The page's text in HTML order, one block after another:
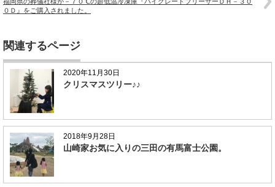
０Ｄ』をご購入されました。
関連するページ
2020年11月30日
クリスマスツリー♪♪
2018年9月28日
山崎家お気に入りの三田の有馬富士公園。